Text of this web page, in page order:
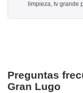
limpieza, tv grande
Preguntas
Gran Lugo